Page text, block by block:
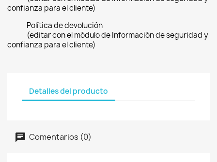
confianza para el cliente)
Política de devolución
(editar con el módulo de Información de seguridad y
confianza para el cliente)
Detalles del producto
Comentarios (0)